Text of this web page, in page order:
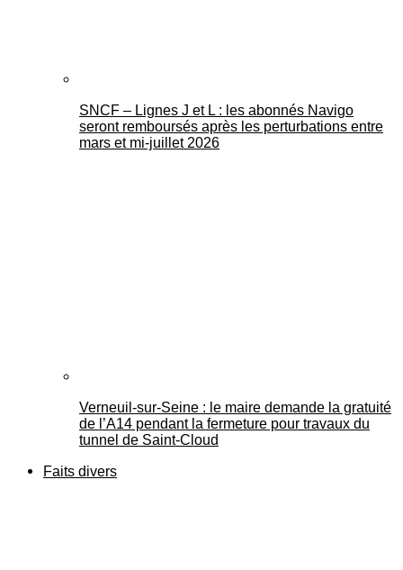
SNCF – Lignes J et L : les abonnés Navigo
seront remboursés après les perturbations entre
mars et mi-juillet 2026
Verneuil-sur-Seine : le maire demande la gratuité
de l’A14 pendant la fermeture pour travaux du
tunnel de Saint-Cloud
Faits divers